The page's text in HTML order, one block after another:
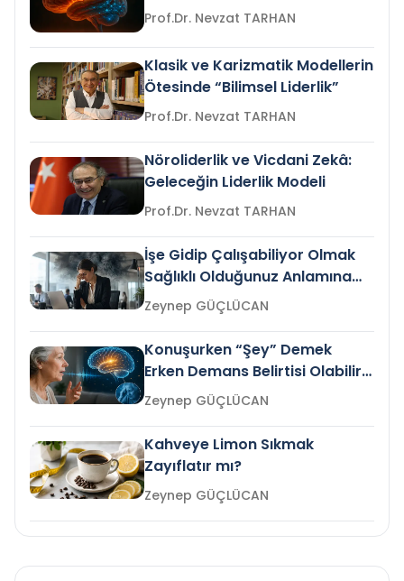
Prof.Dr. Nevzat TARHAN
Klasik ve Karizmatik Modellerin
Ötesinde “Bilimsel Liderlik”
Prof.Dr. Nevzat TARHAN
Nöroliderlik ve Vicdani Zekâ:
Geleceğin Liderlik Modeli
Prof.Dr. Nevzat TARHAN
İşe Gidip Çalışabiliyor Olmak
Sağlıklı Olduğunuz Anlamına
Gelir mi?Zeynep GÜÇLÜCAN
Konuşurken “Şey” Demek
Erken Demans Belirtisi Olabilir
mi?
Zeynep GÜÇLÜCAN
Kahveye Limon Sıkmak
Zayıflatır mı?
Zeynep GÜÇLÜCAN